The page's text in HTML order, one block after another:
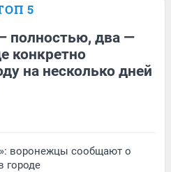
5
полностью, два —
конкретно
на несколько дней
воронежцы сообщают о
городе